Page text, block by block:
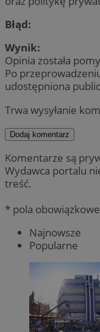
Błąd:
Wynik:
Opinia została
Po
udostępniona
Trwa wysyłanie
Dodaj komentarz
Komentarze są
Wydawca portalu
treść.
* pola obowiązkowe
Najnowsze
Popularne